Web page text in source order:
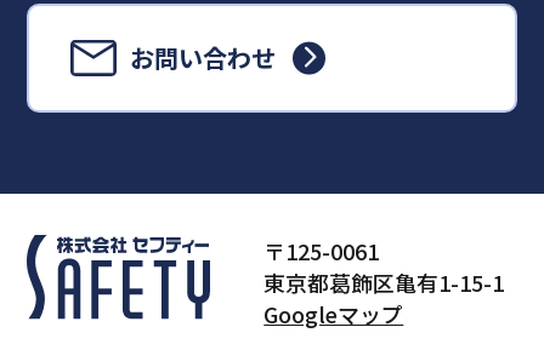
お問い合わせ
〒125-0061
東京都葛飾区亀有1-15-1
Googleマップ